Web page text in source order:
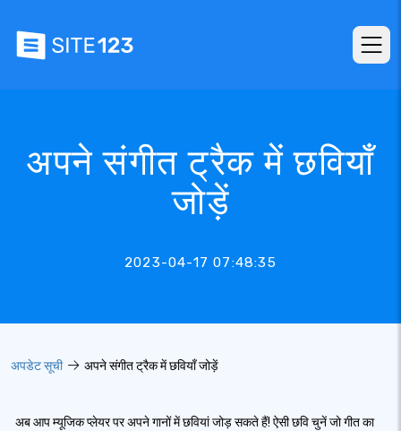
अपने संगीत ट्रैक में छवियाँ
जोड़ें
2023-04-17 07:48:35
अपडेट सूची अपने संगीत ट्रैक में छवियाँ जोड़ें
अब आप म्यूजिक प्लेयर पर अपने गानों में छवियां जोड़ सकते हैं! ऐसी छवि चुनें जो गीत का